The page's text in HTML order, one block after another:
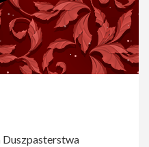
Duszpasterstwa